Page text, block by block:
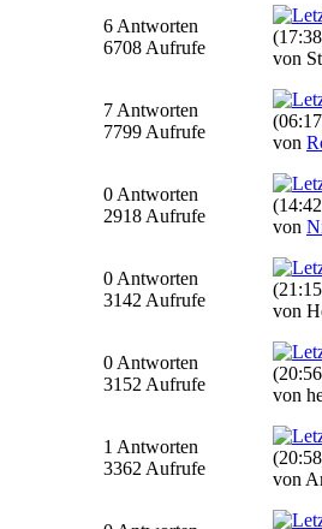
6 Antworten
6708 Aufrufe
von
7 Antworten
7799 Aufrufe
von
0 Antworten
2918 Aufrufe
von
0 Antworten
3142 Aufrufe
von
0 Antworten
3152 Aufrufe
von
1 Antworten
3362 Aufrufe
von